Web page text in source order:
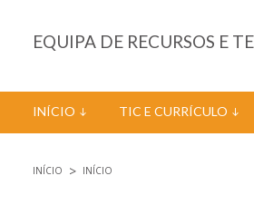
EQUIPA DE RECURSOS E
INÍCIO TIC E CURRÍCULO
INÍCIO INÍCIO